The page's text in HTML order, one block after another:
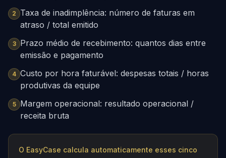
2
Taxa de inadimplência: número de faturas em
atraso / total emitido
3
Prazo médio de recebimento: quantos dias entre
emissão e pagamento
4 Custo por hora faturável: despesas totais / horas
produtivas da equipe
5
Margem operacional: resultado operacional /
receita bruta
O EasyCase calcula automaticamente esses cinco